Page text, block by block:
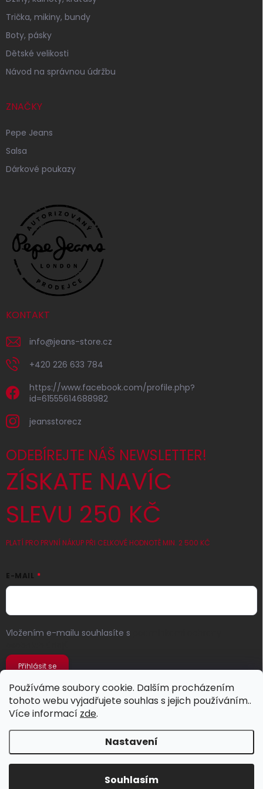
Používáme soubory cookie. Dalším procházením
tohoto webu vyjadřujete souhlas s jejich používáním..
Více informací zde.
Nastavení
Souhlasím
Trička, mikiny, bundy
Boty, pásky
Dětské velikosti
Návod na správnou údržbu
ZNAČKY
Pepe Jeans
Salsa
Dárkové poukazy
KONTAKT
info@jeans-store.cz
+420 226 633 784
https://www.facebook.com/profile.php?
id=61555614688982
jeansstorecz
ODEBÍREJTE NÁŠ NEWSLETTER!
ZÍSKATE NAVÍC
SLEVU 250 KČ
PLATÍ PRO PRVNÍ NÁKUP PŘI CELKOVÉ HODNOTĚ MIN. 2 500 KČ
E-MAIL
Vložením e-mailu souhlasíte s
Přihlásit se
Jeans Store. Všechna práva vyhrazena.